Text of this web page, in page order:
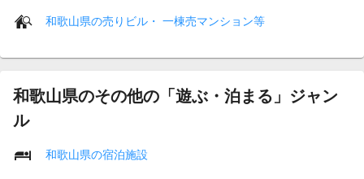
和歌山県の売りビル・ 一棟売マンション等
和歌山県のその他の「遊ぶ・泊まる」ジャン
ル
和歌山県の宿泊施設